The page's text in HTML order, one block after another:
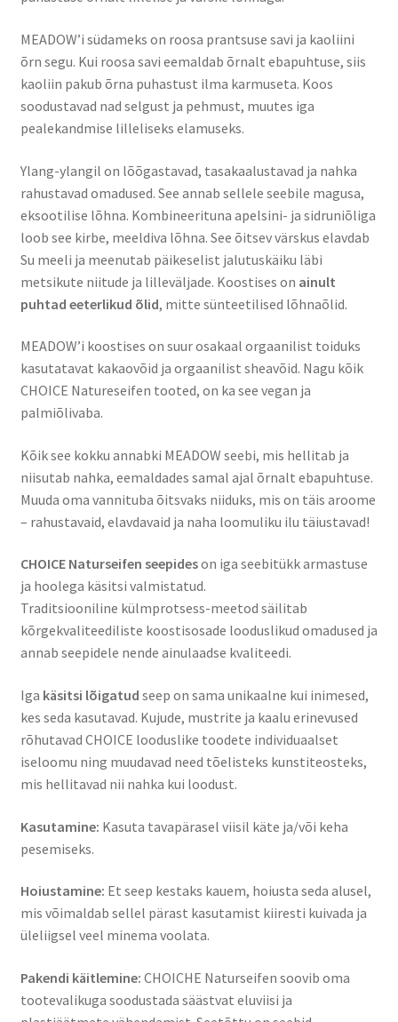
MEADOW’i südameks on roosa prantsuse savi ja kaoliini
õrn segu. Kui roosa savi eemaldab õrnalt ebapuhtuse, siis
kaoliin pakub õrna puhastust ilma karmuseta. Koos
soodustavad nad selgust ja pehmust, muutes iga
pealekandmise lilleliseks elamuseks.
Ylang-ylangil on lõõgastavad, tasakaalustavad ja nahka
rahustavad omadused. See annab sellele seebile magusa,
eksootilise lõhna. Kombineerituna apelsini- ja sidruniõliga
loob see kirbe, meeldiva lõhna. See õitsev värskus elavdab
Su meeli ja meenutab päikeselist jalutuskäiku läbi
metsikute niitude ja lilleväljade. Koostises on ainult
puhtad eeterlikud õlid, mitte sünteetilised lõhnaõlid.
MEADOW’i koostises on suur osakaal orgaanilist toiduks
kasutatavat kakaovõid ja orgaanilist sheavõid. Nagu kõik
CHOICE Natureseifen tooted, on ka see vegan ja
palmiõlivaba.
Kõik see kokku annabki MEADOW seebi, mis hellitab ja
niisutab nahka, eemaldades samal ajal õrnalt ebapuhtuse.
Muuda oma vannituba õitsvaks niiduks, mis on täis aroome
– rahustavaid, elavdavaid ja naha loomuliku ilu täiustavad!
CHOICE Naturseifen seepideson iga seebitükk armastuse
ja hoolega käsitsi valmistatud.
Traditsiooniline külmprotsess-meetod säilitab
kõrgekvaliteediliste koostisosade looduslikud omadused ja
annab seepidele nende ainulaadse kvaliteedi.
Iga käsitsi lõigatud seep on sama unikaalne kui inimesed,
kes seda kasutavad. Kujude, mustrite ja kaalu erinevused
rõhutavad CHOICE looduslike toodete individuaalset
iseloomu ning muudavad need tõelisteks kunstiteosteks,
mis hellitavad nii nahka kui loodust.
Kasutamine: Kasuta tavapärasel viisil käte ja/või keha
pesemiseks.
Hoiustamine: Et seep kestaks kauem, hoiusta seda alusel,
mis võimaldab sellel pärast kasutamist kiiresti kuivada ja
üleliigsel veel minema voolata.
Pakendi käitlemine: CHOICHE Naturseifen soovib oma
tootevalikuga soodustada säästvat eluviisi ja